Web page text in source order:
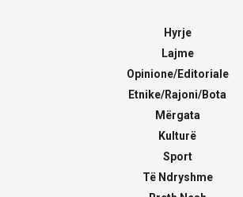
Hyrje
Lajme
Opinione/Editoriale
Etnike/Rajoni/Bota
Mërgata
Kulturë
Sport
Të Ndryshme